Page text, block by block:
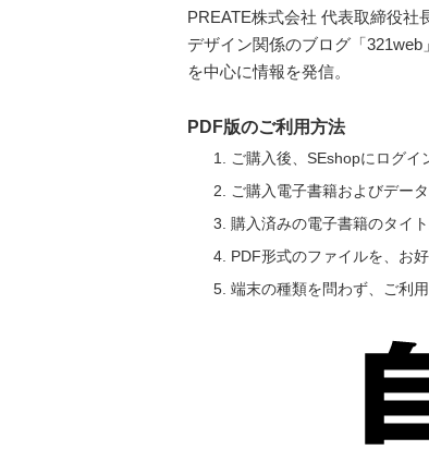
PREATE株式会社 代表取締役社
デザイン関係のブログ「
を中心に情報を発信。
PDF版のご利用方法
ご購入後、SEshopにログイ
ご購入電子書籍およびデー
購入済みの電子書籍のタイ
PDF形式のファイルを、お
端末の種類を問わず、ご利用